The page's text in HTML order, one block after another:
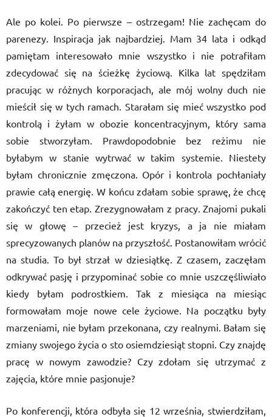
Ale po kolei. Po pierwsze – ostrzegam! Nie zachęcam do
parenezy. Inspiracja jak najbardziej. Mam 34 lata i odkąd
pamiętam interesowało mnie wszystko i nie potrafiłam
zdecydować się na ścieżkę życiową. Kilka lat spędziłam
pracując w różnych korporacjach, ale mój wolny duch nie
mieścił się w tych ramach. Starałam się mieć wszystko pod
kontrolą i żyłam w obozie koncentracyjnym, który sama
sobie stworzyłam. Prawdopodobnie bez reżimu nie
byłabym w stanie wytrwać w takim systemie. Niestety
byłam chronicznie zmęczona. Opór i kontrola pochłaniały
prawie całą energię. W końcu zdałam sobie sprawę, że chcę
zakończyć ten etap. Zrezygnowałam z pracy. Znajomi pukali
się w głowę – przecież jest kryzys, a ja nie miałam
sprecyzowanych planów na przyszłość. Postanowiłam wrócić
na studia. To był strzał w dziesiątkę. Z czasem, zaczęłam
odkrywać pasję i przypominać sobie co mnie uszczęśliwiało
kiedy byłam podrostkiem. Tak z miesiąca na miesiąc
formowałam moje nowe cele życiowe. Na początku były
marzeniami, nie byłam przekonana, czy realnymi. Bałam się
zmiany swojego życia o sto osiemdziesiąt stopni. Czy znajdę
pracę w nowym zawodzie? Czy zdołam się utrzymać z
zajęcia, które mnie pasjonuje?
Po konferencji, która odbyła się 12 września, stwierdziłam,